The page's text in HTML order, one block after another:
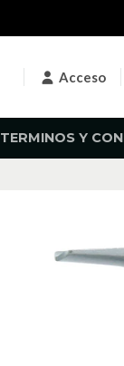
Acceso
TERMINOS Y